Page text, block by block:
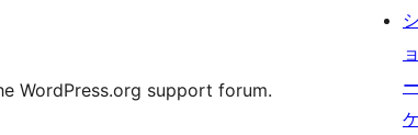
WordPress.org support forum.
シ
ョ
ー
ケ